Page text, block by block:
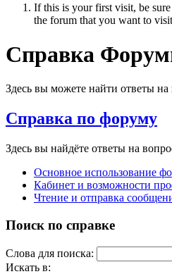
If this is your first visit, be
the forum that you want to
Справка
Здесь вы можете найти ответы
Справка по форуму
Здесь вы найдёте ответы на
Основное использование
Кабинет и возможности
Чтение и отправка
Поиск по справке
Слова для поиска:
Искать в: